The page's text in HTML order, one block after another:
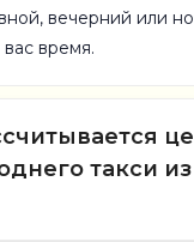
вечерний или
время.
такси из